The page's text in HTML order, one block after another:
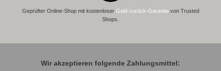
Geprüfter Online-Shop mit kostenloser Geld-zurück-Garantievon Trusted
Shops.
Wir akzeptieren folgende Zahlungsmittel: